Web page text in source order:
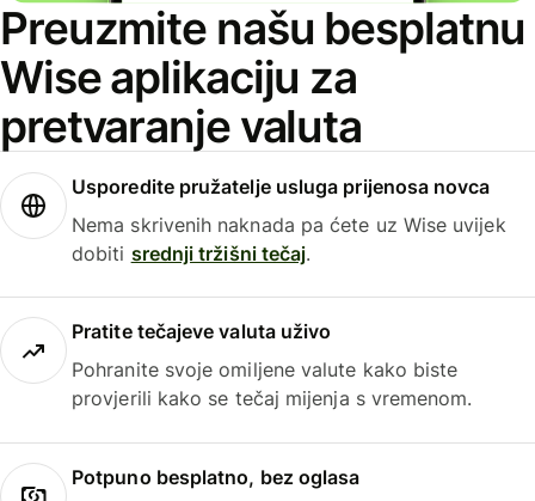
Preuzmite našu besplatnu
Wise aplikaciju za
pretvaranje valuta
Usporedite pružatelje usluga prijenosa novca
Nema skrivenih naknada pa ćete uz Wise uvijek
dobiti srednji tržišni tečaj.
Pratite tečajeve valuta uživo
Pohranite svoje omiljene valute kako biste
provjerili kako se tečaj mijenja s vremenom.
Potpuno besplatno, bez oglasa